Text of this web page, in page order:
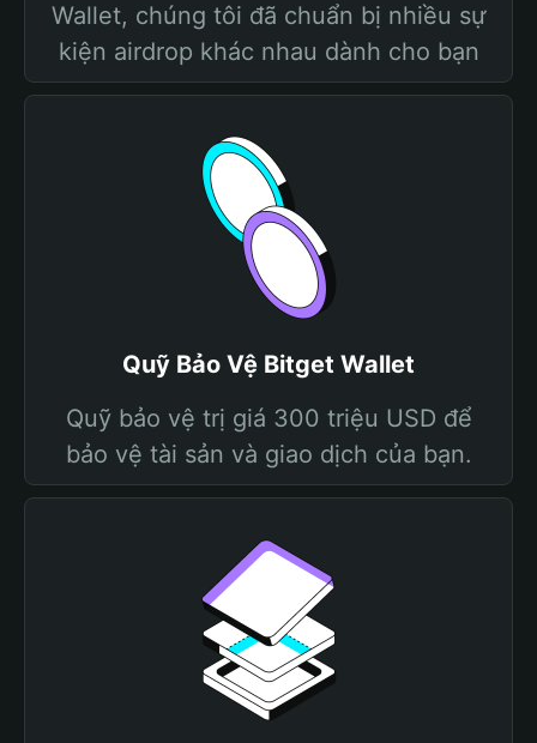
Wallet, chúng tôi đã chuẩn bị nhiều sự
kiện airdrop khác nhau dành cho bạn
Quỹ Bảo Vệ Bitget Wallet
Quỹ bảo vệ trị giá 300 triệu USD để
bảo vệ tài sản và giao dịch của bạn.